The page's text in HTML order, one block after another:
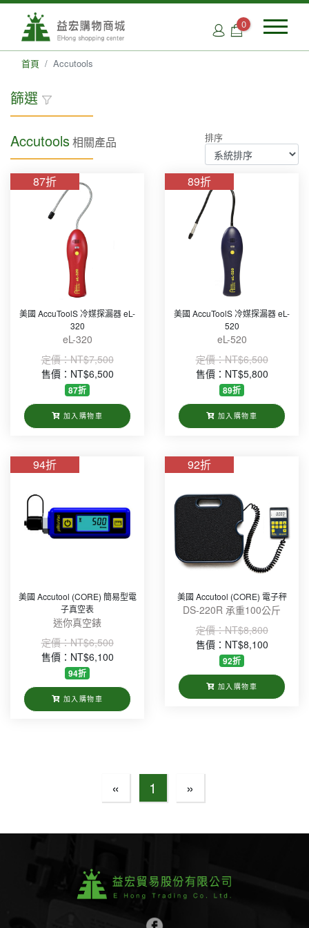
0
首頁 Accutools
篩選
品牌類別
Accutools(4)
FUCHS(8)
REFCO (6)
Robinair(5)
Value(18)
DAICHEM & SOLCHEM 冷媒(7)
WELCOLD(5)
Accutools相關產品 排序
87折
美國 AccuToolS 冷媒探漏器 eL-
320
eL-320
定價：NT$7,500
售價：NT$6,500
87折
加入購物車
89折
美國 AccuToolS 冷媒探漏器 eL-
520
eL-520
定價：NT$6,500
售價：NT$5,800
89折
加入購物車
94折
美國 Accutool (CORE) 簡易型電
子真空表
迷你真空錶
定價：NT$6,500
售價：NT$6,100
94折
加入購物車
92折
美國 Accutool (CORE) 電子秤
DS-220R 承重100公斤
定價：NT$8,800
售價：NT$8,100
92折
加入購物車
« 1 »